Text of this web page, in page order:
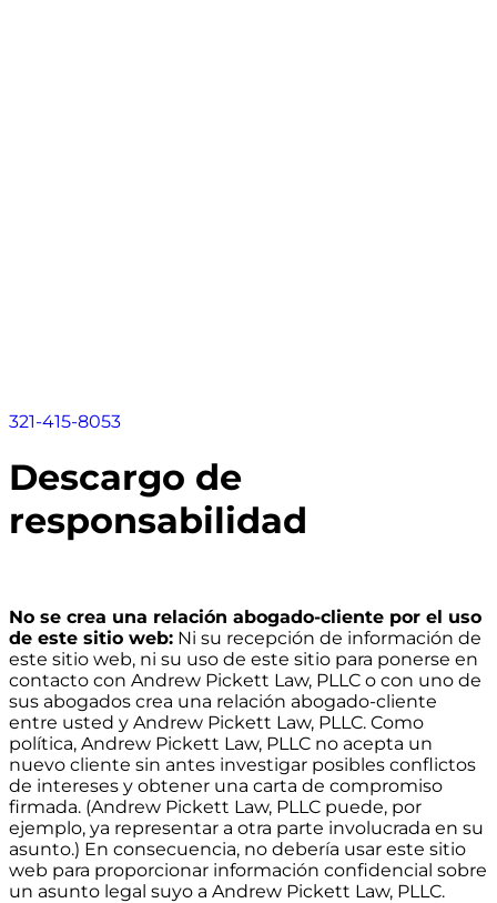
321-415-8053
Descargo de
responsabilidad
No se crea una relación abogado-cliente por el uso
de este sitio web: Ni su recepción de información de
este sitio web, ni su uso de este sitio para ponerse en
contacto con Andrew Pickett Law, PLLC o con uno de
sus abogados crea una relación abogado-cliente
entre usted y Andrew Pickett Law, PLLC. Como
política, Andrew Pickett Law, PLLC no acepta un
nuevo cliente sin antes investigar posibles conflictos
de intereses y obtener una carta de compromiso
firmada. (Andrew Pickett Law, PLLC puede, por
ejemplo, ya representar a otra parte involucrada en su
asunto.) En consecuencia, no debería usar este sitio
web para proporcionar información confidencial sobre
un asunto legal suyo a Andrew Pickett Law, PLLC.